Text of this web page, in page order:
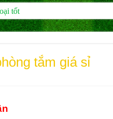
tốt
tốt
tắm giá sỉ